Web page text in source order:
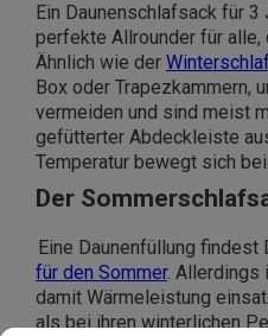
Ein Daunenschlafsack für
perfekte Allrounder für
Ähnlich wie der
Box oder Trapezkammern,
vermeiden und sind meist
gefütterter Abdeckleiste
Temperatur bewegt sich
Der
Eine Daunenfüllung findest
für den Sommer. Allerdings
damit Wärmeleistung
als bei ihren winterlichen